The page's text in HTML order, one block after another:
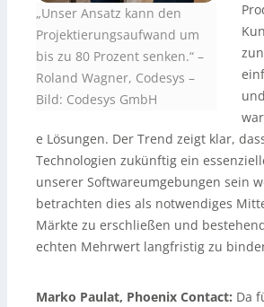
„Unser Ansatz kann den
Projektierungsaufwand um
bis zu 80 Prozent senken.“ –
Roland Wagner, Codesys –
Bild: Codesys GmbH
und
e Lösungen. Der Trend zeigt klar,
Technologien zukünftig ein
unserer Softwareumgebungen sein
betrachten dies als notwendiges
Märkte zu erschließen und
echten Mehrwert langfristig zu
Marko Paulat, Phoenix Contact: Da